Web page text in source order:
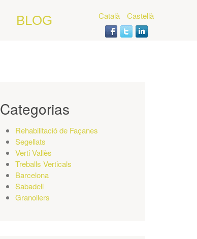
BLOG Català Castellà
Categorias
Rehabilitació de Façanes
Segellats
Verti Vallès
Treballs Verticals
Barcelona
Sabadell
Granollers